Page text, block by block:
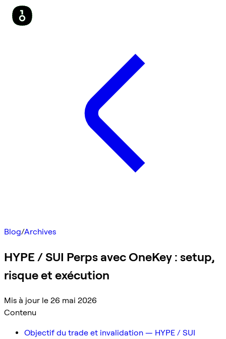
Blog/Archives
HYPE / SUI Perps avec OneKey : setup,
risque et exécution
Mis à jour le 26 mai 2026
Contenu
Objectif du trade et invalidation — HYPE / SUI